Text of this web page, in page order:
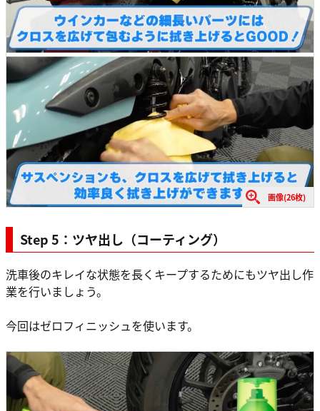
画像(26枚)
Step 5：ツヤ出し（コーティング）
洗車後のキレイな状態を長くキープするためにもツヤ出し作
業を行いましょう。
今回はゼロフィニッシュを使います。